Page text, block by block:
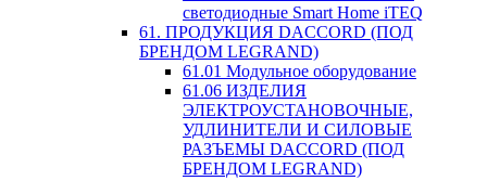
светодиодные Smart Home iTEQ
61. ПРОДУКЦИЯ DACCORD (ПОД
БРЕНДОМ LEGRAND)
61.01 Модульное оборудование
61.06 ИЗДЕЛИЯ
ЭЛЕКТРОУСТАНОВОЧНЫЕ,
УДЛИНИТЕЛИ И СИЛОВЫЕ
РАЗЪЕМЫ DACCORD (ПОД
БРЕНДОМ LEGRAND)